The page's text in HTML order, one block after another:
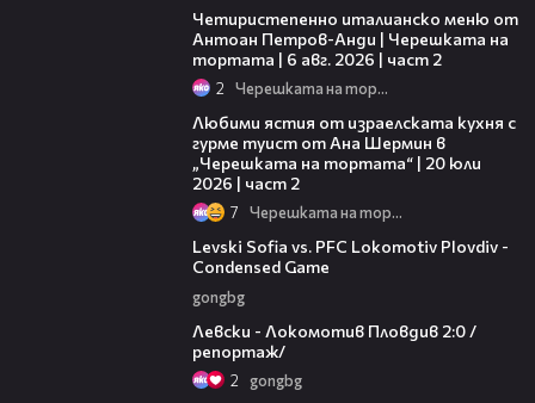
Четиристепенно италианско меню от
Антоан Петров-Анди | Черешката на
тортата | 6 авг. 2026 | част 2
2 Черешката на тортата
Любими ястия от израелската кухня с
гурме туист от Ана Шермин в
„Черешката на тортата“ | 20 юли
2026 | част 2
7 Черешката на тортата
Levski Sofia vs. PFC Lokomotiv Plovdiv -
Condensed Game
gongbg
Левски - Локомотив Пловдив 2:0 /
репортаж/
2 gongbg